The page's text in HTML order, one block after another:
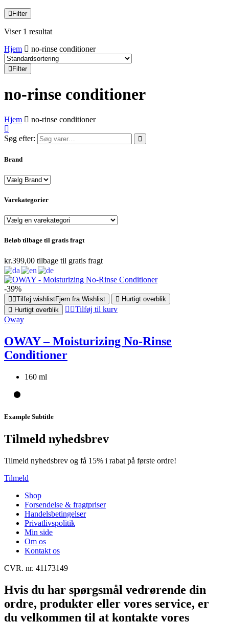
Filter
Viser 1 resultat
Hjem
no-rinse conditioner
Filter
no-rinse conditioner
Hjem no-rinse conditioner
Søg efter:
Brand
Varekategorier
Beløb tilbage til gratis fragt
kr.399,00 tilbage til gratis fragt
-39%
Tilføj wishlistFjern fra Wishlist
Hurtigt overblik
Hurtigt overblik
Tilføj til kurv
Oway
OWAY – Moisturizing No-Rinse
Conditioner
160 ml
Example Subtitle
Tilmeld nyhedsbrev
Tilmeld nyhedsbrev og få 15% i rabat på første ordre!
Tilmeld
Shop
Forsendelse & fragtpriser
Handelsbetingelser
Privatlivspolitik
Min side
Om os
Kontakt os
CVR. nr. 41173149
Hvis du har spørgsmål vedrørende din
ordre, produkter eller vores service, er
du velkommen til at kontakte vores